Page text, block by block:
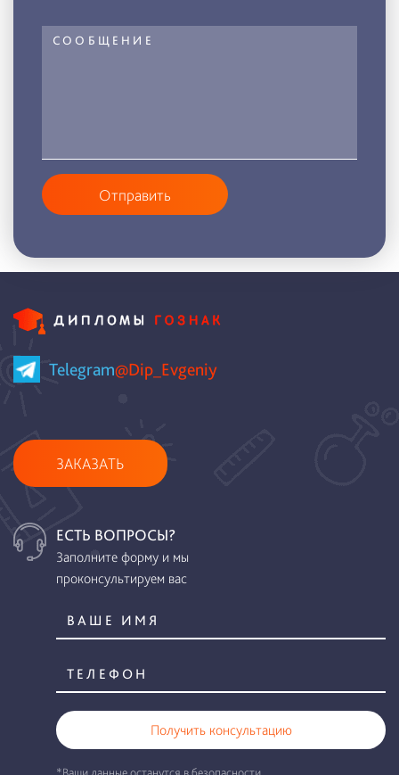
Отправить
Telegram@Dip_Evgeniy
ЗАКАЗАТЬ
ЕСТЬ ВОПРОСЫ?
Заполните форму и мы
проконсультируем вас
Получить консультацию